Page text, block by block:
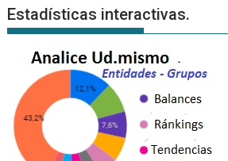
Estadísticas interactivas.